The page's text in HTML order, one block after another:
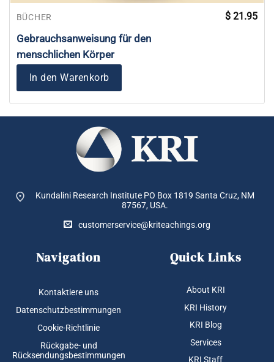
BÜCHER
Gebrauchsanweisung für den
menschlichen Körper
$ 21.95
In den Warenkorb
Kundalini Research Institute PO Box 1819 Santa Cruz, NM
87567, USA.
customerservice@kriteachings.org
Navigation
Kontaktiere uns
Datenschutzbestimmungen
Cookie-Richtlinie
Rückgabe- und
Rücksendungsbestimmungen
Quick Links
About KRI
KRI History
KRI Blog
Services
KRI Staff